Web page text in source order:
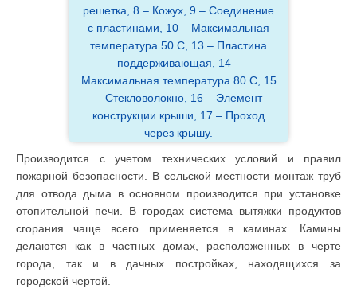
решетка, 8 – Кожух, 9 – Соединение
с пластинами, 10 – Максимальная
температура 50 С, 13 – Пластина
поддерживающая, 14 –
Максимальная температура 80 С, 15
– Стекловолокно, 16 – Элемент
конструкции крыши, 17 – Проход
через крышу.
Производится с учетом технических условий и правил
пожарной безопасности. В сельской местности монтаж труб
для отвода дыма в основном производится при установке
отопительной печи. В городах система вытяжки продуктов
сгорания чаще всего применяется в каминах. Камины
делаются как в частных домах, расположенных в черте
города, так и в дачных постройках, находящихся за
городской чертой.